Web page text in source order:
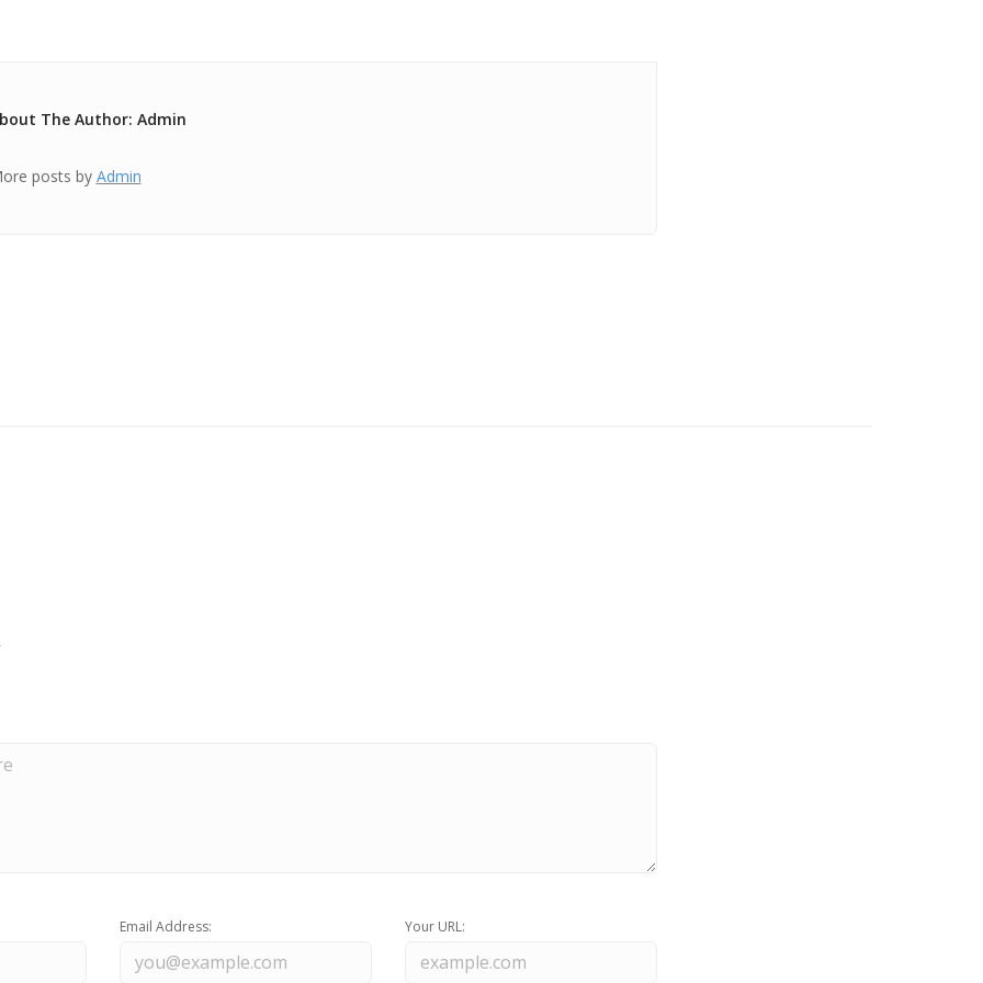
The Author: Admin
posts by Admin
Email Address: Your URL: